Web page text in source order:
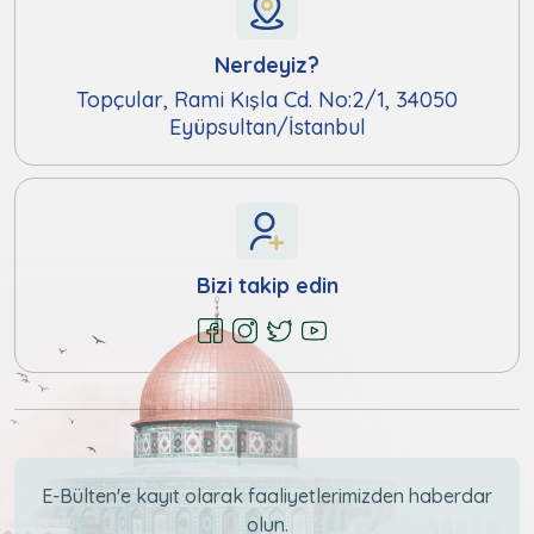
Nerdeyiz?
Topçular, Rami Kışla Cd. No:2/1, 34050
Eyüpsultan/İstanbul
Bizi takip edin
E-Bülten'e kayıt olarak faaliyetlerimizden haberdar
olun.